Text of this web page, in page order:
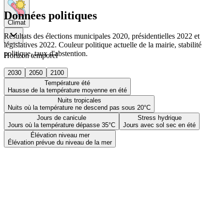
Climat
Horizon temporel
2030 2050
2100
Température été
Hausse de la température moyenne en été
Nuits tropicales
Nuits où la température ne descend pas sous 20°C
Jours de canicule
Jours où la température dépasse 35°C
Stress hydrique
Jours avec sol sec en été
Élévation niveau mer
Élévation prévue du niveau de la mer
Données politiques
Résultats des élections municipales 2020, présidentielles 2022 et
législatives 2022. Couleur politique actuelle de la mairie, stabilité
politique, taux d'abstention.